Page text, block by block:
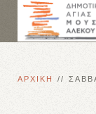
ΑΡΧΙΚΗ